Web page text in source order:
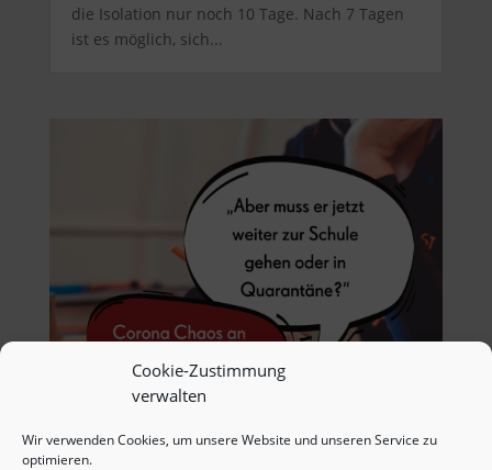
Cookie-Zustimmung
verwalten
Wir verwenden Cookies, um unsere Website und unseren Service zu
optimieren.
die Isolation nur noch 10 Tage. Nach 7 Tagen
ist es möglich, sich...